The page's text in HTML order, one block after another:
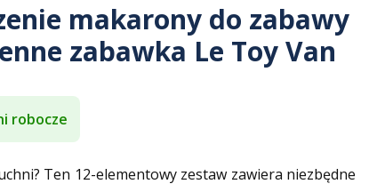
makarony do zabawy
zabawka Le Toy Van
robocze
Ten 12-elementowy zestaw zawiera niezbędne